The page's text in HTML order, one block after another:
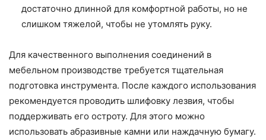
достаточно длинной для комфортной работы, но не
слишком тяжелой, чтобы не утомлять руку.
Для качественного выполнения соединений в
мебельном производстве требуется тщательная
подготовка инструмента. После каждого использования
рекомендуется проводить шлифовку лезвия, чтобы
поддерживать его остроту. Для этого можно
использовать абразивные камни или наждачную бумагу.